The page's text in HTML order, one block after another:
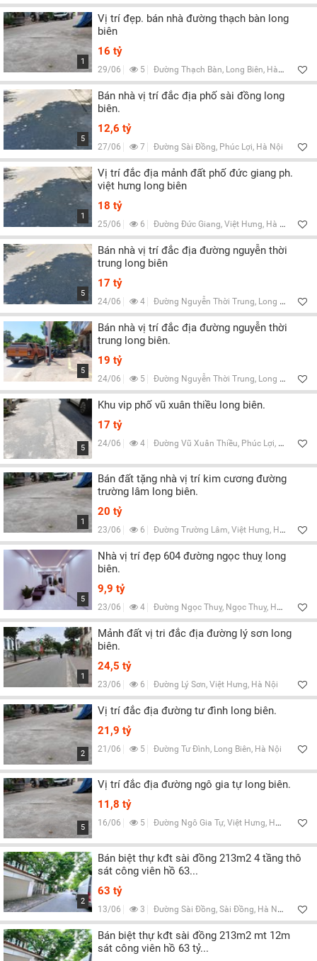
1
Vị trí đẹp. bán nhà đường thạch bàn long
biên
16 tỷ
29/06 5 Đường Thạch Bàn, Long Biên, Hà Nội
5
Bán nhà vị trí đắc địa phố sài đồng long
biên.
12,6 tỷ
27/06 7 Đường Sài Đồng, Phúc Lợi, Hà Nội
1
Vị trí đắc địa mảnh đất phố đức giang ph.
việt hưng long biên
18 tỷ
25/06 6 Đường Đức Giang, Việt Hưng, Hà Nội
5
Bán nhà vị trí đắc địa đường nguyễn thời
trung long biên
17 tỷ
24/06 4 Đường Nguyễn Thời Trung, Long Biên, Hà Nội
5
Bán nhà vị trí đắc địa đường nguyễn thời
trung long biên.
19 tỷ
24/06 5 Đường Nguyễn Thời Trung, Long Biên, Hà Nội
5
Khu vip phố vũ xuân thiều long biên.
17 tỷ
24/06 4 Đường Vũ Xuân Thiều, Phúc Lợi, Hà Nội
1
Bán đất tặng nhà vị trí kim cương đường
trường lâm long biên.
20 tỷ
23/06 6 Đường Trường Lâm, Việt Hưng, Hà Nội
5
Nhà vị trí đẹp 604 đường ngọc thuỵ long
biên.
9,9 tỷ
23/06 4 Đường Ngọc Thuỵ, Ngọc Thuỵ, Hà Nội
1
Mảnh đất vị tri đắc địa đường lý sơn long
biên.
24,5 tỷ
23/06 6 Đường Lý Sơn, Việt Hưng, Hà Nội
2
Vị trí đắc địa đường tư đình long biên.
21,9 tỷ
21/06 5 Đường Tư Đình, Long Biên, Hà Nội
5
Vị trí đắc địa đường ngô gia tự long biên.
11,8 tỷ
16/06 5 Đường Ngô Gia Tự, Việt Hưng, Hà Nội
2
Bán biệt thự kđt sài đồng 213m2 4 tầng thô
sát công viên hồ 63...
63 tỷ
13/06 3 Đường Sài Đồng, Sài Đồng, Hà Nội
Bán biệt thự kđt sài đồng 213m2 mt 12m
sát công viên hồ 63 tỷ...